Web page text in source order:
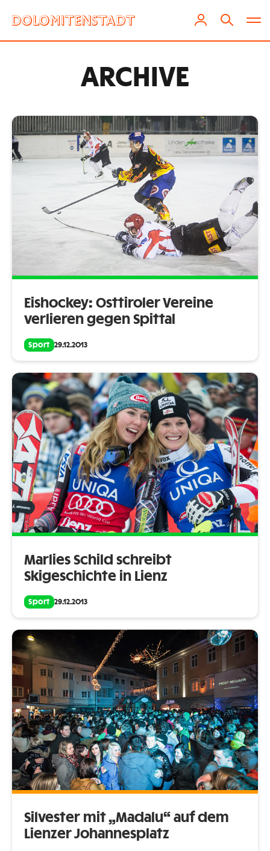
ARCHIVE
Eishockey: Osttiroler Vereine
verlieren gegen Spittal
Sport 29.12.2013
Marlies Schild schreibt
Skigeschichte in Lienz
Sport 29.12.2013
Silvester mit „Madalu“ auf dem
Lienzer Johannesplatz